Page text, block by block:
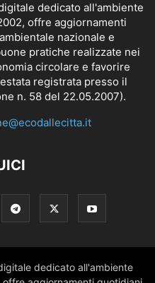
dedicato all'ambiente
offre aggiornamenti
nazionale e
pratiche realizzate nei
circolare e favorire
registrata presso il
n. 58 del 22.05.2007).
dedicato all'ambiente